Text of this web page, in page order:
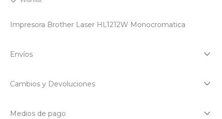
Impresora Brother Laser HL1212W Monocromatica
Envíos
Cambios y Devoluciones
Medios de pago